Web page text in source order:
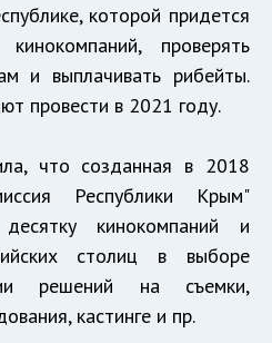
которой придется
проверять
и выплачивать рибейты.
провести в 2021 году.
что созданная в 2018
Республики Крым"
кинокомпаний и
столиц в выборе
решений на съемки,
кастинге и пр.